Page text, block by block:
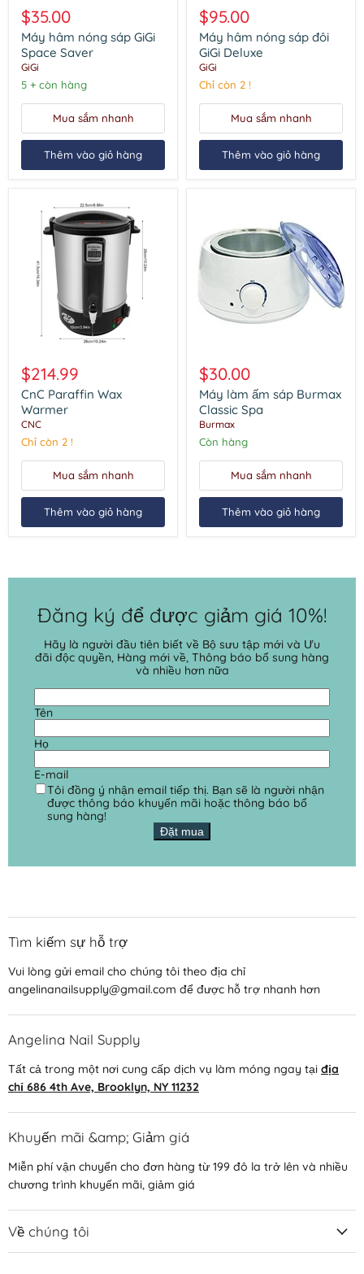
hâm
nóng
sáp
GiGi
Space
Saver
$35.00
Máy hâm nóng sáp GiGi
Space Saver
GiGi
5 + còn hàng
Mua sắm nhanh
Thêm vào giỏ hàng
hâm
nóng
sáp
đôi
GiGi
Deluxe
$95.00
Máy hâm nóng sáp đôi
GiGi Deluxe
GiGi
Chỉ còn 2 !
Mua sắm nhanh
Thêm vào giỏ hàng
Paraffin
Wax
Warmer
$214.99
CnC Paraffin Wax
Warmer
CNC
Chỉ còn 2 !
Mua sắm nhanh
Thêm vào giỏ hàng
làm
ấm
sáp
Burmax
Classic
Spa
$30.00
Máy làm ấm sáp Burmax
Classic Spa
Burmax
Còn hàng
Mua sắm nhanh
Thêm vào giỏ hàng
Đăng ký để được giảm giá 10%!
Hãy là người đầu tiên biết về Bộ sưu tập mới và Ưu
đãi độc quyền, Hàng mới về, Thông báo bổ sung hàng
và nhiều hơn nữa
Tên
Họ
E-mail
Tôi đồng ý nhận email tiếp thị. Bạn sẽ là người nhận
được thông báo khuyến mãi hoặc thông báo bổ
sung hàng!
Đặt mua
Tìm kiếm sự hỗ trợ
Vui lòng gửi email cho chúng tôi theo địa chỉ
angelinanailsupply@gmail.com để được hỗ trợ nhanh hơn
Angelina Nail Supply
Tất cả trong một nơi cung cấp dịch vụ làm móng ngay tại địa
chỉ 686 4th Ave, Brooklyn, NY 11232
Khuyến mãi &amp; Giảm giá
Miễn phí vận chuyển cho đơn hàng từ 199 đô la trở lên và nhiều
chương trình khuyến mãi, giảm giá
Về chúng tôi